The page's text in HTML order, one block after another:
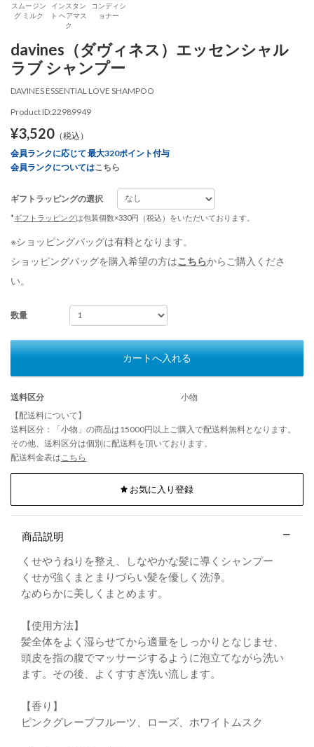
スムージン
グ ミルク
インスタン
ト ヘアマス
ク
コンディシ
ョナー
davines（ダヴィネス）エッセンシャル
ラブ シャンプー
DAVINES ESSENTIAL LOVE SHAMPOO
Product ID:22989949
¥3,520 （税込）
会員ランクに応じて 最大320ポイント付与
会員ランクについてはこちら
ギフトラッピングの選択
*ギフトラッピングは包装個数×330円（税込）をいただいております。
※ショッピングバッグは有料となります。
ショッピングバッグを購入希望の方はこちらからご購入くださ
い。
数量
カートへ入れる
送料区分
小物
【配送料について】
送料区分：「小物」の商品は15000円以上ご購入で配送料無料となります。
その他、送料区分は個別に配送料を頂いております。
配送料金表は こちら
お気に入り登録
商品説明
くせやうねりを整え、しなやかな髪に導くシャンプー
くせが強くまとまりづらい髪を優しく洗浄。
なめらかに美しくまとめます。
【使用方法】
髪全体をよく湿らせてから適量をしっかりとなじませ、
頭皮を指の腹でマッサージするように泡立てながら洗い
ます。その後、よくすすぎ洗い流します。
【香り】
ピンクグレープフルーツ、ローズ、ホワイトムスク